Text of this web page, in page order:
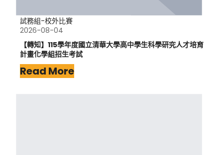
試務組-校外比賽
2026-08-04
【轉知】115學年度國立清華大學高中學生科學研究人才培育
計畫化學組招生考試
Read More